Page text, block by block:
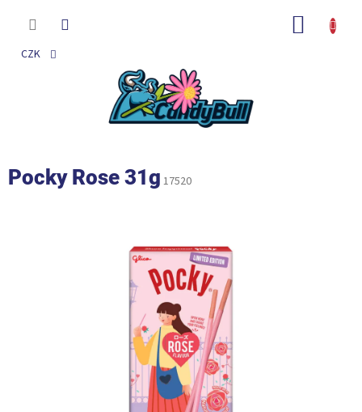
CZK
Pocky Rose 31g 17520